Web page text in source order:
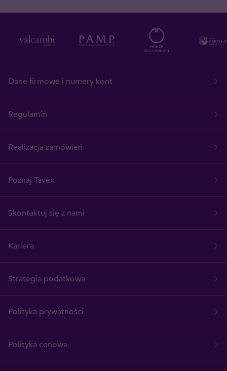
Dane firmowe i numery kont
Regulamin
Realizacja zamówień
Poznaj Tavex
Skontaktuj się z nami
Kariera
Strategia podatkowa
Polityka prywatności
Polityka cenowa